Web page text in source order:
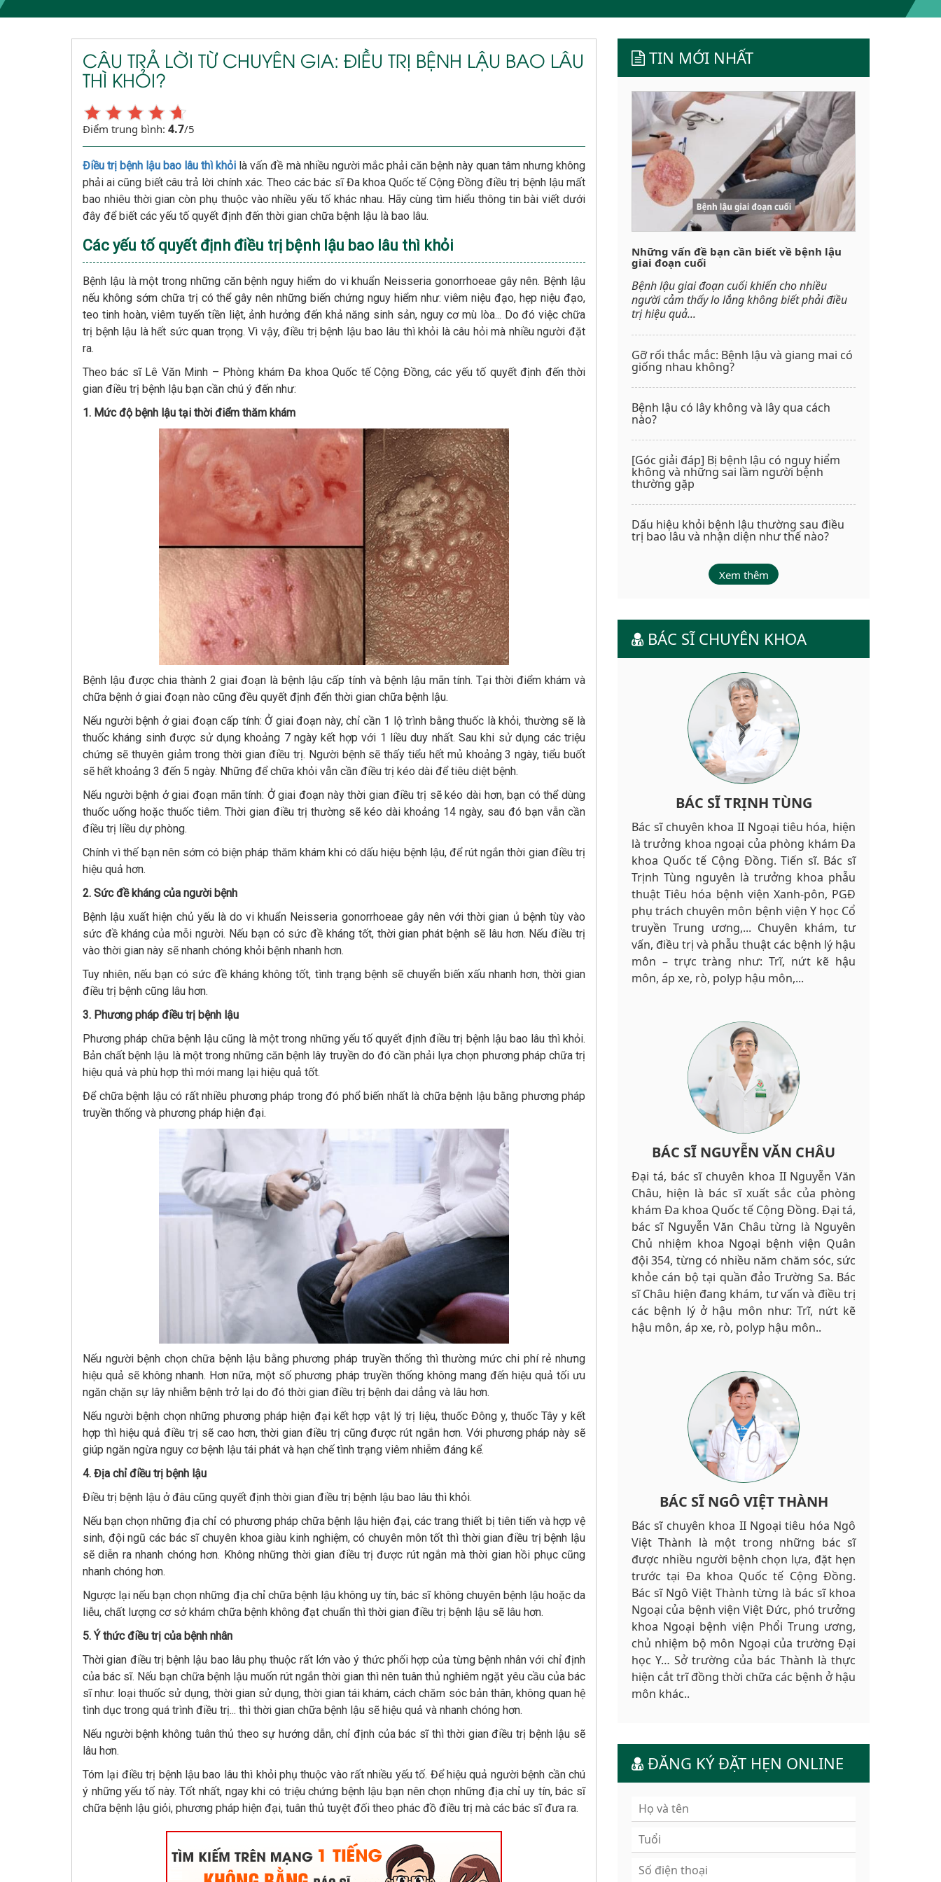
CÂU TRẢ LỜI TỪ CHUYÊN GIA: ĐIỀU TRỊ BỆNH LẬU BAO LÂU
THÌ KHỎI?
Điểm trung bình: 4.7/5
Điều trị bệnh lậu bao lâu thì khỏi là vấn đề mà nhiều người mắc phải căn bệnh này quan tâm nhưng không
phải ai cũng biết câu trả lời chính xác. Theo các bác sĩ Đa khoa Quốc tế Cộng Đồng điều trị bệnh lậu mất
bao nhiêu thời gian còn phụ thuộc vào nhiều yếu tố khác nhau. Hãy cùng tìm hiểu thông tin bài viết dưới
đây để biết các yếu tố quyết định đến thời gian chữa bệnh lậu là bao lâu.
Các yếu tố quyết định điều trị bệnh lậu bao lâu thì khỏi
Bệnh lậu là một trong những căn bệnh nguy hiểm do vi khuẩn Neisseria gonorrhoeae gây nên. Bệnh lậu
nếu không sớm chữa trị có thể gây nên những biến chứng nguy hiểm như: viêm niệu đạo, hẹp niệu đạo,
teo tinh hoàn, viêm tuyến tiền liệt, ảnh hưởng đến khả năng sinh sản, nguy cơ mù lòa... Do đó việc chữa
trị bệnh lậu là hết sức quan trọng. Vì vậy, điều trị bệnh lậu bao lâu thì khỏi là câu hỏi mà nhiều người đặt
ra.
Theo bác sĩ Lê Văn Minh – Phòng khám Đa khoa Quốc tế Cộng Đồng, các yếu tố quyết định đến thời
gian điều trị bệnh lậu bạn cần chú ý đến như:
1. Mức độ bệnh lậu tại thời điểm thăm khám
Bệnh lậu được chia thành 2 giai đoạn là bệnh lậu cấp tính và bệnh lậu mãn tính. Tại thời điểm khám và
chữa bệnh ở giai đoạn nào cũng đều quyết định đến thời gian chữa bệnh lậu.
Nếu người bệnh ở giai đoạn cấp tính: Ở giai đoạn này, chỉ cần 1 lộ trình bằng thuốc là khỏi, thường sẽ là
thuốc kháng sinh được sử dụng khoảng 7 ngày kết hợp với 1 liều duy nhất. Sau khi sử dụng các triệu
chứng sẽ thuyên giảm trong thời gian điều trị. Người bệnh sẽ thấy tiểu hết mủ khoảng 3 ngày, tiểu buốt
sẽ hết khoảng 3 đến 5 ngày. Những để chữa khỏi vẫn cần điều trị kéo dài để tiêu diệt bệnh.
Nếu người bệnh ở giai đoạn mãn tính: Ở giai đoạn này thời gian điều trị sẽ kéo dài hơn, bạn có thể dùng
thuốc uống hoặc thuốc tiêm. Thời gian điều trị thường sẽ kéo dài khoảng 14 ngày, sau đó bạn vẫn cần
điều trị liều dự phòng.
Chính vì thế bạn nên sớm có biện pháp thăm khám khi có dấu hiệu bệnh lậu, để rút ngắn thời gian điều trị
hiệu quả hơn.
2. Sức đề kháng của người bệnh
Bệnh lậu xuất hiện chủ yếu là do vi khuẩn Neisseria gonorrhoeae gây nên với thời gian ủ bệnh tùy vào
sức đề kháng của mỗi người. Nếu bạn có sức đề kháng tốt, thời gian phát bệnh sẽ lâu hơn. Nếu điều trị
vào thời gian này sẽ nhanh chóng khỏi bệnh nhanh hơn.
Tuy nhiên, nếu bạn có sức đề kháng không tốt, tình trạng bệnh sẽ chuyển biến xấu nhanh hơn, thời gian
điều trị bệnh cũng lâu hơn.
3. Phương pháp điều trị bệnh lậu
Phương pháp chữa bệnh lậu cũng là một trong những yếu tố quyết định điều trị bệnh lậu bao lâu thì khỏi.
Bản chất bệnh lậu là một trong những căn bệnh lây truyền do đó cần phải lựa chọn phương pháp chữa trị
hiệu quả và phù hợp thì mới mang lại hiệu quả tốt.
Để chữa bệnh lậu có rất nhiều phương pháp trong đó phổ biến nhất là chữa bệnh lậu bằng phương pháp
truyền thống và phương pháp hiện đại.
Nếu người bệnh chọn chữa bệnh lậu bằng phương pháp truyền thống thì thường mức chi phí rẻ nhưng
hiệu quả sẽ không nhanh. Hơn nữa, một số phương pháp truyền thống không mang đến hiệu quả tối ưu
ngăn chặn sự lây nhiễm bệnh trở lại do đó thời gian điều trị bệnh dai dẳng và lâu hơn.
Nếu người bệnh chọn những phương pháp hiện đại kết hợp vật lý trị liệu, thuốc Đông y, thuốc Tây y kết
hợp thì hiệu quả điều trị sẽ cao hơn, thời gian điều trị cũng được rút ngắn hơn. Với phương pháp này sẽ
giúp ngăn ngừa nguy cơ bệnh lậu tái phát và hạn chế tình trạng viêm nhiễm đáng kể.
4. Địa chỉ điều trị bệnh lậu
Điều trị bệnh lậu ở đâu cũng quyết định thời gian điều trị bệnh lậu bao lâu thì khỏi.
Nếu bạn chọn những địa chỉ có phương pháp chữa bệnh lậu hiện đại, các trang thiết bị tiên tiến và hợp vệ
sinh, đội ngũ các bác sĩ chuyên khoa giàu kinh nghiệm, có chuyên môn tốt thì thời gian điều trị bệnh lậu
sẽ diễn ra nhanh chóng hơn. Không những thời gian điều trị được rút ngắn mà thời gian hồi phục cũng
nhanh chóng hơn.
Ngược lại nếu bạn chọn những địa chỉ chữa bệnh lậu không uy tín, bác sĩ không chuyên bệnh lậu hoặc da
liễu, chất lượng cơ sở khám chữa bệnh không đạt chuẩn thì thời gian điều trị bệnh lậu sẽ lâu hơn.
5. Ý thức điều trị của bệnh nhân
Thời gian điều trị bệnh lậu bao lâu phụ thuộc rất lớn vào ý thức phối hợp của từng bệnh nhân với chỉ định
của bác sĩ. Nếu bạn chữa bệnh lậu muốn rút ngắn thời gian thì nên tuân thủ nghiêm ngặt yêu cầu của bác
sĩ như: loại thuốc sử dụng, thời gian sử dụng, thời gian tái khám, cách chăm sóc bản thân, không quan hệ
tình dục trong quá trình điều trị... thì thời gian chữa bệnh lậu sẽ hiệu quả và nhanh chóng hơn.
Nếu người bệnh không tuân thủ theo sự hướng dẫn, chỉ định của bác sĩ thì thời gian điều trị bệnh lậu sẽ
lâu hơn.
Tóm lại điều trị bệnh lậu bao lâu thì khỏi phụ thuộc vào rất nhiều yếu tố. Để hiệu quả người bệnh cần chú
ý những yếu tố này. Tốt nhất, ngay khi có triệu chứng bệnh lậu bạn nên chọn những địa chỉ uy tín, bác sĩ
chữa bệnh lậu giỏi, phương pháp hiện đại, tuân thủ tuyệt đối theo phác đồ điều trị mà các bác sĩ đưa ra.
TIN MỚI NHẤT
Những vấn đề bạn cần biết về bệnh lậu
giai đoạn cuối
Bệnh lậu giai đoạn cuối khiến cho nhiều
người cảm thấy lo lắng không biết phải điều
trị hiệu quả...
Gỡ rối thắc mắc: Bệnh lậu và giang mai có
giống nhau không?
Bệnh lậu có lây không và lây qua cách
nào?
[Góc giải đáp] Bị bệnh lậu có nguy hiểm
không và những sai lầm người bệnh
thường gặp
Dấu hiệu khỏi bệnh lậu thường sau điều
trị bao lâu và nhận diện như thế nào?
Xem thêm
BÁC SĨ CHUYÊN KHOA
BÁC SĨ TRỊNH TÙNG
Bác sĩ chuyên khoa II Ngoại tiêu hóa, hiện
là trưởng khoa ngoại của phòng khám Đa
khoa Quốc tế Cộng Đồng. Tiến sĩ. Bác sĩ
Trịnh Tùng nguyên là trưởng khoa phẫu
thuật Tiêu hóa bệnh viện Xanh-pôn, PGĐ
phụ trách chuyên môn bệnh viện Y học Cổ
truyền Trung ương,... Chuyên khám, tư
vấn, điều trị và phẫu thuật các bệnh lý hậu
môn – trực tràng như: Trĩ, nứt kẽ hậu
môn, áp xe, rò, polyp hậu môn,...
BÁC SĨ NGUYỄN VĂN CHÂU
Đại tá, bác sĩ chuyên khoa II Nguyễn Văn
Châu, hiện là bác sĩ xuất sắc của phòng
khám Đa khoa Quốc tế Cộng Đồng. Đại tá,
bác sĩ Nguyễn Văn Châu từng là Nguyên
Chủ nhiệm khoa Ngoại bệnh viện Quân
đội 354, từng có nhiều năm chăm sóc, sức
khỏe cán bộ tại quần đảo Trường Sa. Bác
sĩ Châu hiện đang khám, tư vấn và điều trị
các bệnh lý ở hậu môn như: Trĩ, nứt kẽ
hậu môn, áp xe, rò, polyp hậu môn..
BÁC SĨ NGÔ VIỆT THÀNH
Bác sĩ chuyên khoa II Ngoại tiêu hóa Ngô
Việt Thành là một trong những bác sĩ
được nhiều người bệnh chọn lựa, đặt hẹn
trước tại Đa khoa Quốc tế Cộng Đồng.
Bác sĩ Ngô Việt Thành từng là bác sĩ khoa
Ngoại của bệnh viện Việt Đức, phó trưởng
khoa Ngoại bệnh viện Phổi Trung ương,
chủ nhiệm bộ môn Ngoại của trường Đại
học Y… Sở trường của bác Thành là thực
hiện cắt trĩ đồng thời chữa các bệnh ở hậu
môn khác..
ĐĂNG KÝ ĐẶT HẸN ONLINE